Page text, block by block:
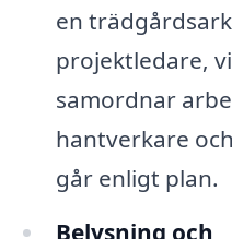
en
projektledare,
samordnar
hantverkare
går enligt plan.
Belysning och